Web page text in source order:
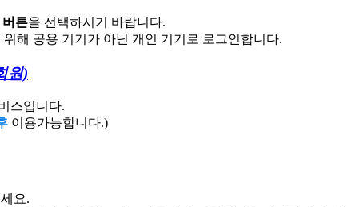
튼을 선택하시기 바랍니다.
해 공용 기기가 아닌 개인 기기로 로그인합니다.
원)
스입니다.
이용가능합니다.)
요.